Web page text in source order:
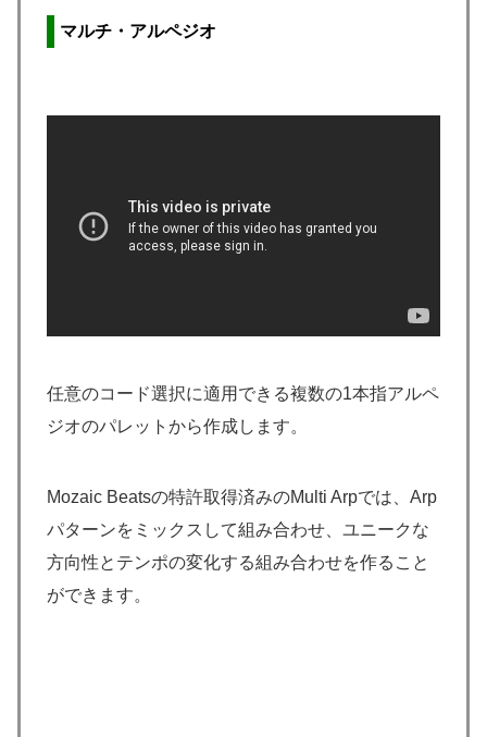
マルチ・アルペジオ
任意のコード選択に適用できる複数の1本指アルペ
ジオのパレットから作成します。
Mozaic Beatsの特許取得済みのMulti Arpでは、Arp
パターンをミックスして組み合わせ、ユニークな
方向性とテンポの変化する組み合わせを作ること
ができます。